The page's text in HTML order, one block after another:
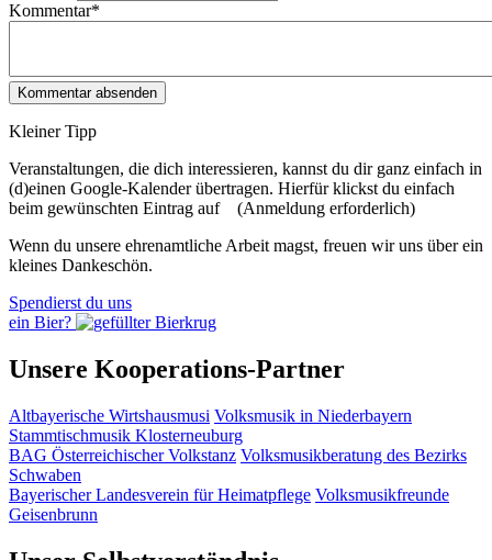
Kommentar*
Kleiner Tipp
Veranstaltungen, die dich interessieren, kannst du dir ganz einfach in
(d)einen Google-Kalender übertragen. Hierfür klickst du einfach
beim gewünschten Eintrag auf
(Anmeldung erforderlich)
Wenn du unsere ehrenamtliche Arbeit magst, freuen wir uns über ein
kleines Dankeschön.
Spendierst du uns
ein Bier?
Unsere Kooperations-Partner
Altbayerische Wirtshausmusi Volksmusik in Niederbayern
Stammtischmusik Klosterneuburg
BAG Österreichischer Volkstanz Volksmusikberatung des Bezirks
Schwaben
Bayerischer Landesverein für Heimatpflege Volksmusikfreunde
Geisenbrunn